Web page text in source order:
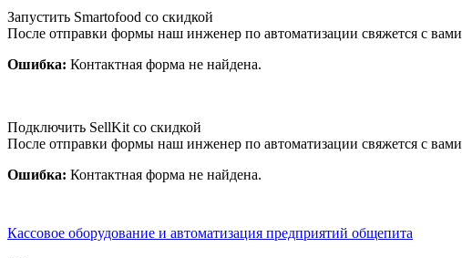
Запустить Smartofood со скидкой
После отправки формы наш инженер по автоматизации свяжется с вами
Ошибка: Контактная форма не найдена.
Подключить SellKit со скидкой
После отправки формы наш инженер по автоматизации свяжется с вами
Ошибка: Контактная форма не найдена.
Кассовое оборудование и автоматизация предприятий общепита